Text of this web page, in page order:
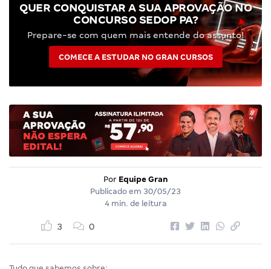
QUER CONQUISTAR A SUA APROVAÇÃO NO
CONCURSO SEDOP PA?
Prepare-se com quem mais entende do assunto!
COMECE A ESTUDAR NO GRAN CURSOS
Por Equipe Gran
Publicado em 30/05/23
4 min. de leitura
3 0